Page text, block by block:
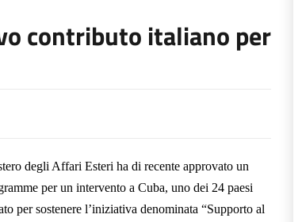
contributo italiano per
degli Affari Esteri ha di recente approvato un
per un intervento a Cuba, uno dei 24 paesi
per sostenere l’iniziativa denominata “Supporto al